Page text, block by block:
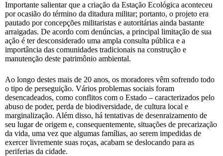
Importante salientar que a criação da Estação Ecológica aconteceu
por ocasião do término da ditadura militar; portanto, o projeto era
pautado por concepções militaristas e autoritárias ainda bastante
arraigadas. De acordo com denúncias, a principal limitação de sua
ação é ter desconsiderado uma ampla consulta pública e a
importância das comunidades tradicionais na construção e
manutenção deste patrimônio ambiental.
Ao longo destes mais de 20 anos, os moradores vêm sofrendo todo
o tipo de perseguição. Vários problemas sociais foram
desencadeados, como conflitos com o Estado – caracterizados pelo
abuso de poder, perda de biodiversidade, de cultura local e
marginalização. Além disso, há tentativas de desenraizamento de
seu lugar de origem e, consequentemente, situações de precarização
da vida, uma vez que algumas famílias, ao serem impedidas de
exercer livremente suas roças, acabam se deslocando para as
periferias da cidade.